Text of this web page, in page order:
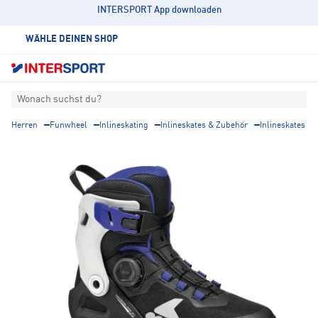
INTERSPORT App downloaden
WÄHLE DEINEN SHOP
Wonach suchst du?
Herren Funwheel Inlineskating Inlineskates & Zubehör Inlineskates